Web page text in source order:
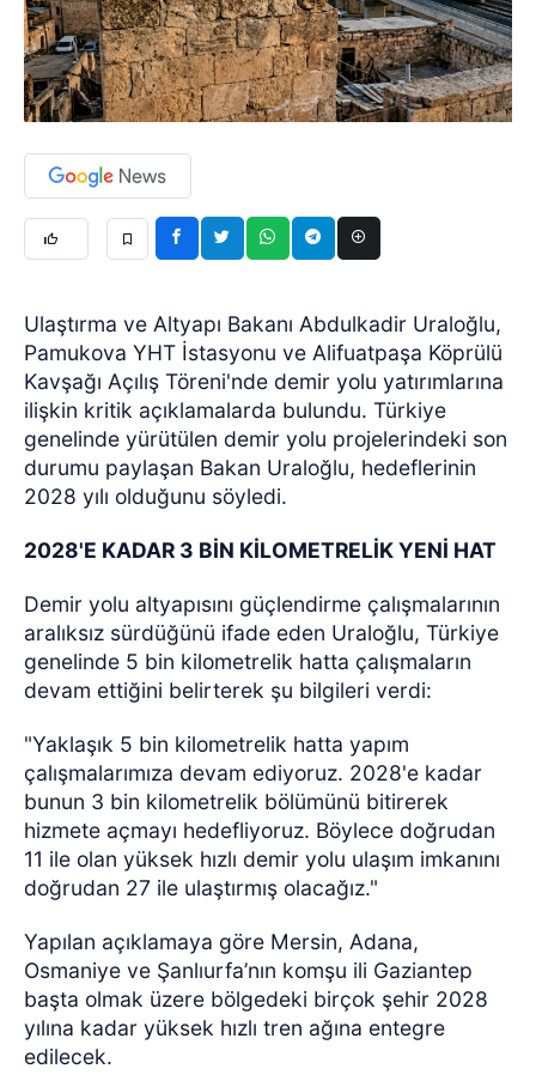
Ulaştırma ve Altyapı Bakanı Abdulkadir Uraloğlu,
Pamukova YHT İstasyonu ve Alifuatpaşa Köprülü
Kavşağı Açılış Töreni'nde demir yolu yatırımlarına
ilişkin kritik açıklamalarda bulundu. Türkiye
genelinde yürütülen demir yolu projelerindeki son
durumu paylaşan Bakan Uraloğlu, hedeflerinin
2028 yılı olduğunu söyledi.
2028'E KADAR 3 BİN KİLOMETRELİK YENİ HAT
Demir yolu altyapısını güçlendirme çalışmalarının
aralıksız sürdüğünü ifade eden Uraloğlu, Türkiye
genelinde 5 bin kilometrelik hatta çalışmaların
devam ettiğini belirterek şu bilgileri verdi:
"Yaklaşık 5 bin kilometrelik hatta yapım
çalışmalarımıza devam ediyoruz. 2028'e kadar
bunun 3 bin kilometrelik bölümünü bitirerek
hizmete açmayı hedefliyoruz. Böylece doğrudan
11 ile olan yüksek hızlı demir yolu ulaşım imkanını
doğrudan 27 ile ulaştırmış olacağız."
Yapılan açıklamaya göre Mersin, Adana,
Osmaniye ve Şanlıurfa’nın komşu ili Gaziantep
başta olmak üzere bölgedeki birçok şehir 2028
yılına kadar yüksek hızlı tren ağına entegre
edilecek.